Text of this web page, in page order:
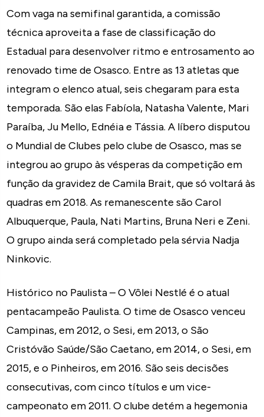
Com vaga na semifinal garantida, a comissão
técnica aproveita a fase de classificação do
Estadual para desenvolver ritmo e entrosamento ao
renovado time de Osasco. Entre as 13 atletas que
integram o elenco atual, seis chegaram para esta
temporada. São elas Fabíola, Natasha Valente, Mari
Paraíba, Ju Mello, Ednéia e Tássia. A líbero disputou
o Mundial de Clubes pelo clube de Osasco, mas se
integrou ao grupo às vésperas da competição em
função da gravidez de Camila Brait, que só voltará às
quadras em 2018. As remanescente são Carol
Albuquerque, Paula, Nati Martins, Bruna Neri e Zeni.
O grupo ainda será completado pela sérvia Nadja
Ninkovic.
Histórico no Paulista – O Vôlei Nestlé é o atual
pentacampeão Paulista. O time de Osasco venceu
Campinas, em 2012, o Sesi, em 2013, o São
Cristóvão Saúde/São Caetano, em 2014, o Sesi, em
2015, e o Pinheiros, em 2016. São seis decisões
consecutivas, com cinco títulos e um vice-
campeonato em 2011. O clube detém a hegemonia